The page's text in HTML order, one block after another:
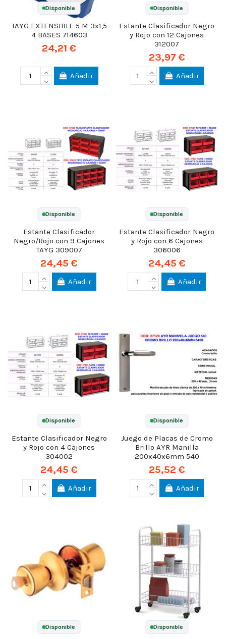
Disponible
TAYG EXTENSIBLE 5 M 3x1,5
4 BASES 714603
24,21 €
Añadir
Disponible
Estante Clasificador Negro
y Rojo con 12 Cajones
312007
23,97 €
Añadir
Disponible
Estante Clasificador
Negro/Rojo con 9 Cajones
TAYG 309007
24,45 €
Añadir
Disponible
Estante Clasificador Negro
y Rojo con 6 Cajones
306006
24,45 €
Añadir
Disponible
Estante Clasificador Negro
y Rojo con 4 Cajones
304002
24,45 €
Añadir
Disponible
Juego de Placas de Cromo
Brillo AYR Manilla
200x40x6mm 540
25,52 €
Añadir
Disponible Disponible